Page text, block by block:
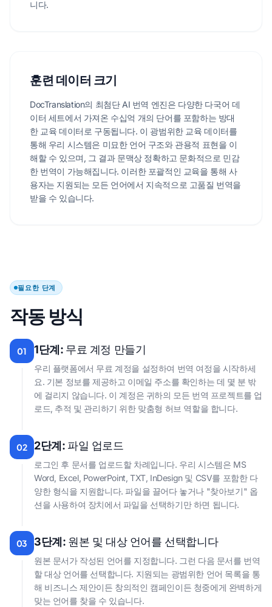
니다.
훈련 데이터 크기
DocTranslation의 최첨단 AI 번역 엔진은 다양한 다국어 데
이터 세트에서 가져온 수십억 개의 단어를 포함하는 방대
한 교육 데이터로 구동됩니다. 이 광범위한 교육 데이터를
통해 우리 시스템은 미묘한 언어 구조와 관용적 표현을 이
해할 수 있으며, 그 결과 문맥상 정확하고 문화적으로 민감
한 번역이 가능해집니다. 이러한 포괄적인 교육을 통해 사
용자는 지원되는 모든 언어에서 지속적으로 고품질 번역을
받을 수 있습니다.
필요한 단계
작동 방식
01 1단계: 무료 계정 만들기
우리 플랫폼에서 무료 계정을 설정하여 번역 여정을 시작하세
요. 기본 정보를 제공하고 이메일 주소를 확인하는 데 몇 분 밖
에 걸리지 않습니다. 이 계정은 귀하의 모든 번역 프로젝트를 업
로드, 추적 및 관리하기 위한 맞춤형 허브 역할을 합니다.
02 2단계: 파일 업로드
로그인 후 문서를 업로드할 차례입니다. 우리 시스템은 MS
Word, Excel, PowerPoint, TXT, InDesign 및 CSV를 포함한 다
양한 형식을 지원합니다. 파일을 끌어다 놓거나 "찾아보기" 옵
션을 사용하여 장치에서 파일을 선택하기만 하면 됩니다.
03 3단계: 원본 및 대상 언어를 선택합니다
원본 문서가 작성된 언어를 지정합니다. 그런 다음 문서를 번역
할 대상 언어를 선택합니다. 지원되는 광범위한 언어 목록을 통
해 비즈니스 제안이든 창의적인 캠페인이든 청중에게 완벽하게
맞는 언어를 찾을 수 있습니다.